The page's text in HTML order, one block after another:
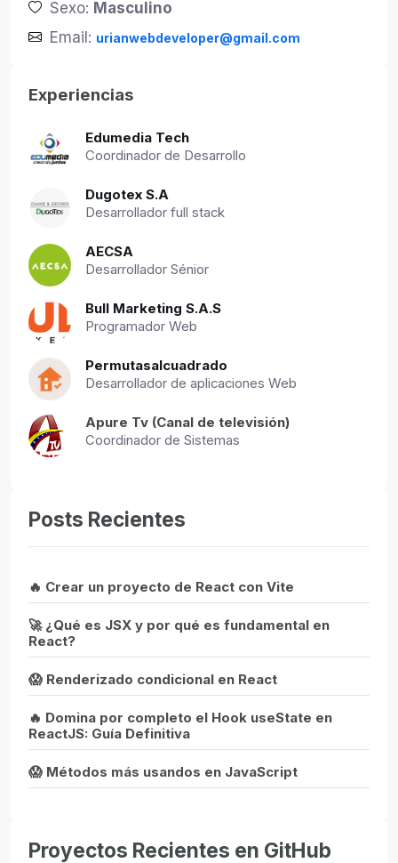
Sexo: Masculino
Email: urianwebdeveloper@gmail.com
Experiencias
Edumedia Tech
Coordinador de Desarrollo
Dugotex S.A
Desarrollador full stack
AECSA
Desarrollador Sénior
Bull Marketing S.A.S
Programador Web
Permutasalcuadrado
Desarrollador de aplicaciones Web
Apure Tv (Canal de televisión)
Coordinador de Sistemas
Posts Recientes
🔥 Crear un proyecto de React con Vite
🚀 ¿Qué es JSX y por qué es fundamental en
React?
😱 Renderizado condicional en React
🔥 Domina por completo el Hook useState en
ReactJS: Guía Definitiva
😱 Métodos más usandos en JavaScript
Proyectos Recientes en GitHub